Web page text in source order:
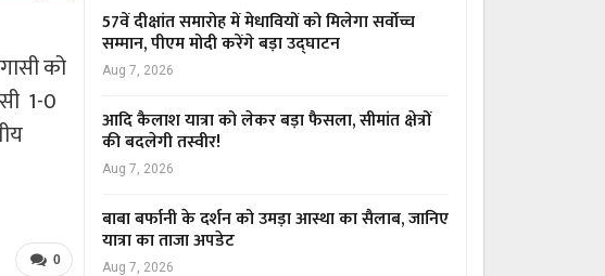
को
1-0
0
57वें दीक्षांत समारोह में मेधावियों को मिलेगा सर्वोच्च
सम्मान, पीएम मोदी करेंगे बड़ा उद्घाटन
Aug 7, 2026
आदि कैलाश यात्रा को लेकर बड़ा फैसला, सीमांत क्षेत्रों
की बदलेगी तस्वीर!
Aug 7, 2026
बाबा बर्फानी के दर्शन को उमड़ा आस्था का सैलाब, जानिए
यात्रा का ताजा अपडेट
Aug 7, 2026